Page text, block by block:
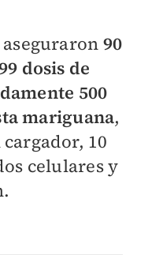
90
dosis de
500
mariguana,
10
celulares y